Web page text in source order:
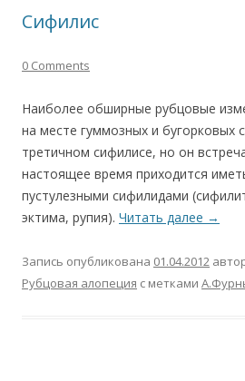
Сифилис
0 Comments
Наиболее обширные рубцовые
на месте гуммозных и бугорковых
третичном сифилисе, но он
настоящее время приходится
пустулезными сифилидами
эктима, рупия). Читать далее →
Запись опубликована 01.04.2012
Рубцовая алопеция с метками